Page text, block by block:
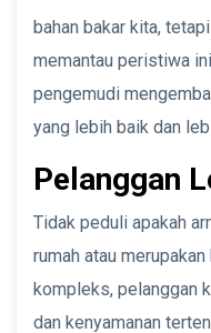
bahan bakar kita,
memantau peristiwa
pengemudi
yang lebih baik dan
Pelanggan
Tidak peduli apakah
rumah atau
kompleks, pelanggan
dan kenyamanan